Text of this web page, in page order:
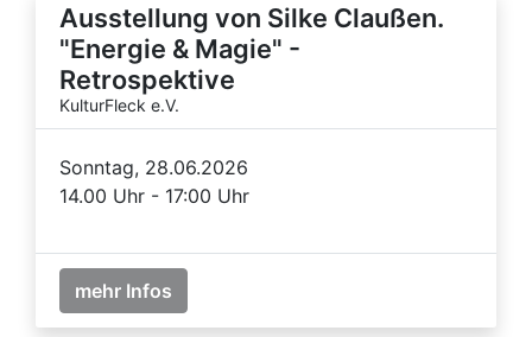
Ausstellung von Silke Claußen.
"Energie & Magie" -
Retrospektive
KulturFleck e.V.
Sonntag, 28.06.2026
14.00 Uhr - 17:00 Uhr
mehr Infos